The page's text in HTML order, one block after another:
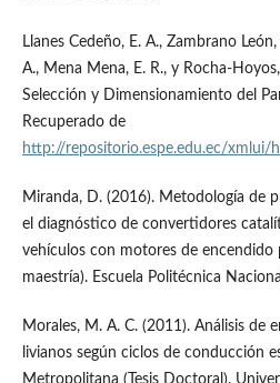
Llanes Cedeño, E. A., Zambrano
A., Mena Mena, E. R., y Rocha-
Selección y Dimensionamiento del
Recuperado de
http://repositorio.espe.edu.ec/
Miranda, D. (2016). Metodología de
el diagnóstico de convertidores
vehículos con motores de encendido
maestría). Escuela Politécnica
Morales, M. A. C. (2011). Análisis de
livianos según ciclos de conducción
Metropolitana (Tesis Doctoral).